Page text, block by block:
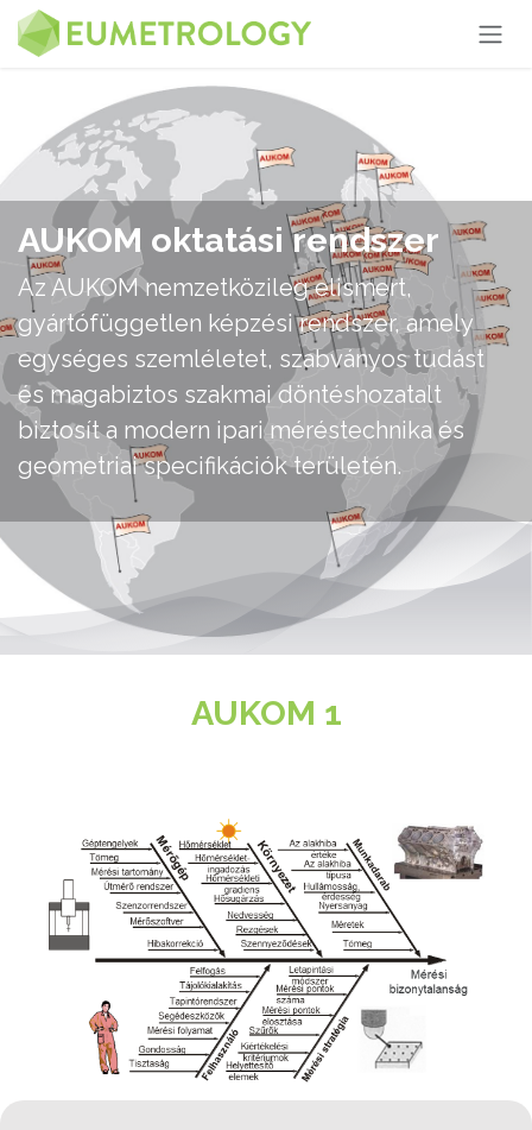
Kihagyás és továbblépés a tartalomhoz
AUKOM oktatási rendszer
Az AUKOM nemzetközileg elismert,
gyártófüggetlen képzési rendszer, amely
egységes szemléletet, szabványos tudást
és magabiztos szakmai döntéshozatalt
biztosít a modern ipari méréstechnika és
geometriai specifikációk területén.
AUKOM 1